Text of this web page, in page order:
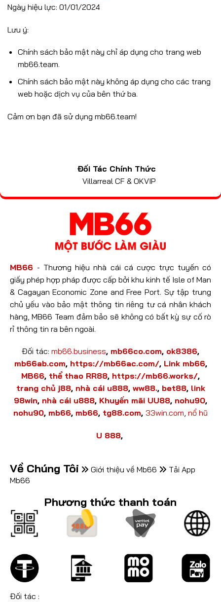
Ngày hiệu lực: 01/01/2024
Lưu ý:
Chính sách bảo mật này chỉ áp dụng cho trang web
mb66.team.
Chính sách bảo mật này không áp dụng cho các trang
web hoặc dịch vụ của bên thứ ba.
Cảm ơn bạn đã sử dụng mb66.team!
Đối Tác Chính Thức
Villarreal CF & OKVIP
MB66 - Thương hiệu nhà cái cá cược trực tuyến có
giấy phép hợp pháp được cấp bởi khu kinh tế Isle of Man
& Cagayan Economic Zone and Free Port. Sự tập trung
chủ yếu vào bảo mật thông tin riêng tư cá nhân khách
hàng, MB66 Team đảm bảo sẽ không có bất kỳ sự cố rò
rỉ thông tin ra bên ngoài.
Đối tác: mb66.business, mb66co.com, ok8386,
mb66ab.com, https://mb66ac.com/, Link mb66,
MB66, thể thao RR88, https://mb66.works/,
trang chủ j88, nhà cái u888, ww88., bet88, link
98win, nhà cái u888, Khuyến mãi UU88, nohu90,
nohu90, mb66, mb66, tg88.com, 33win.com, nổ hũ
U 888,
Về Chúng Tôi Giới thiệu về Mb66
Tải App
Mb66
Phương thức thanh toán
Đối tác :